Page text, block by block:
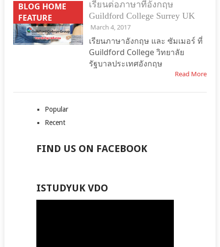
BLOG HOME
FEATURE
เรียนต่อภาษาที่อังกฤษ
Guildford College Surrey UK
March 4, 2017
เรียนภาษาอังกฤษ และ ซัมเมอร์ ที่
Guildford College วิทยาลัย
รัฐบาลประเทศอังกฤษ
Read More
Popular
Recent
FIND US ON FACEBOOK
ISTUDYUK VDO